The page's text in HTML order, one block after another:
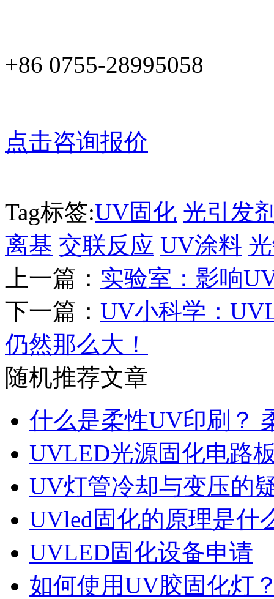
+86 0755-28995058
点击咨询报价
Tag标签:UV固化 光引发
离基 交联反应 UV涂料
上一篇： 实验室：影响
下一篇： UV小科学：
仍然那么大！
随机推荐文章
什么是柔性UV印刷？
UVLED光源固化电路
UV灯管冷却与变压的
UVled固化的原理是什
UVLED固化设备申请
如何使用UV胶固化灯